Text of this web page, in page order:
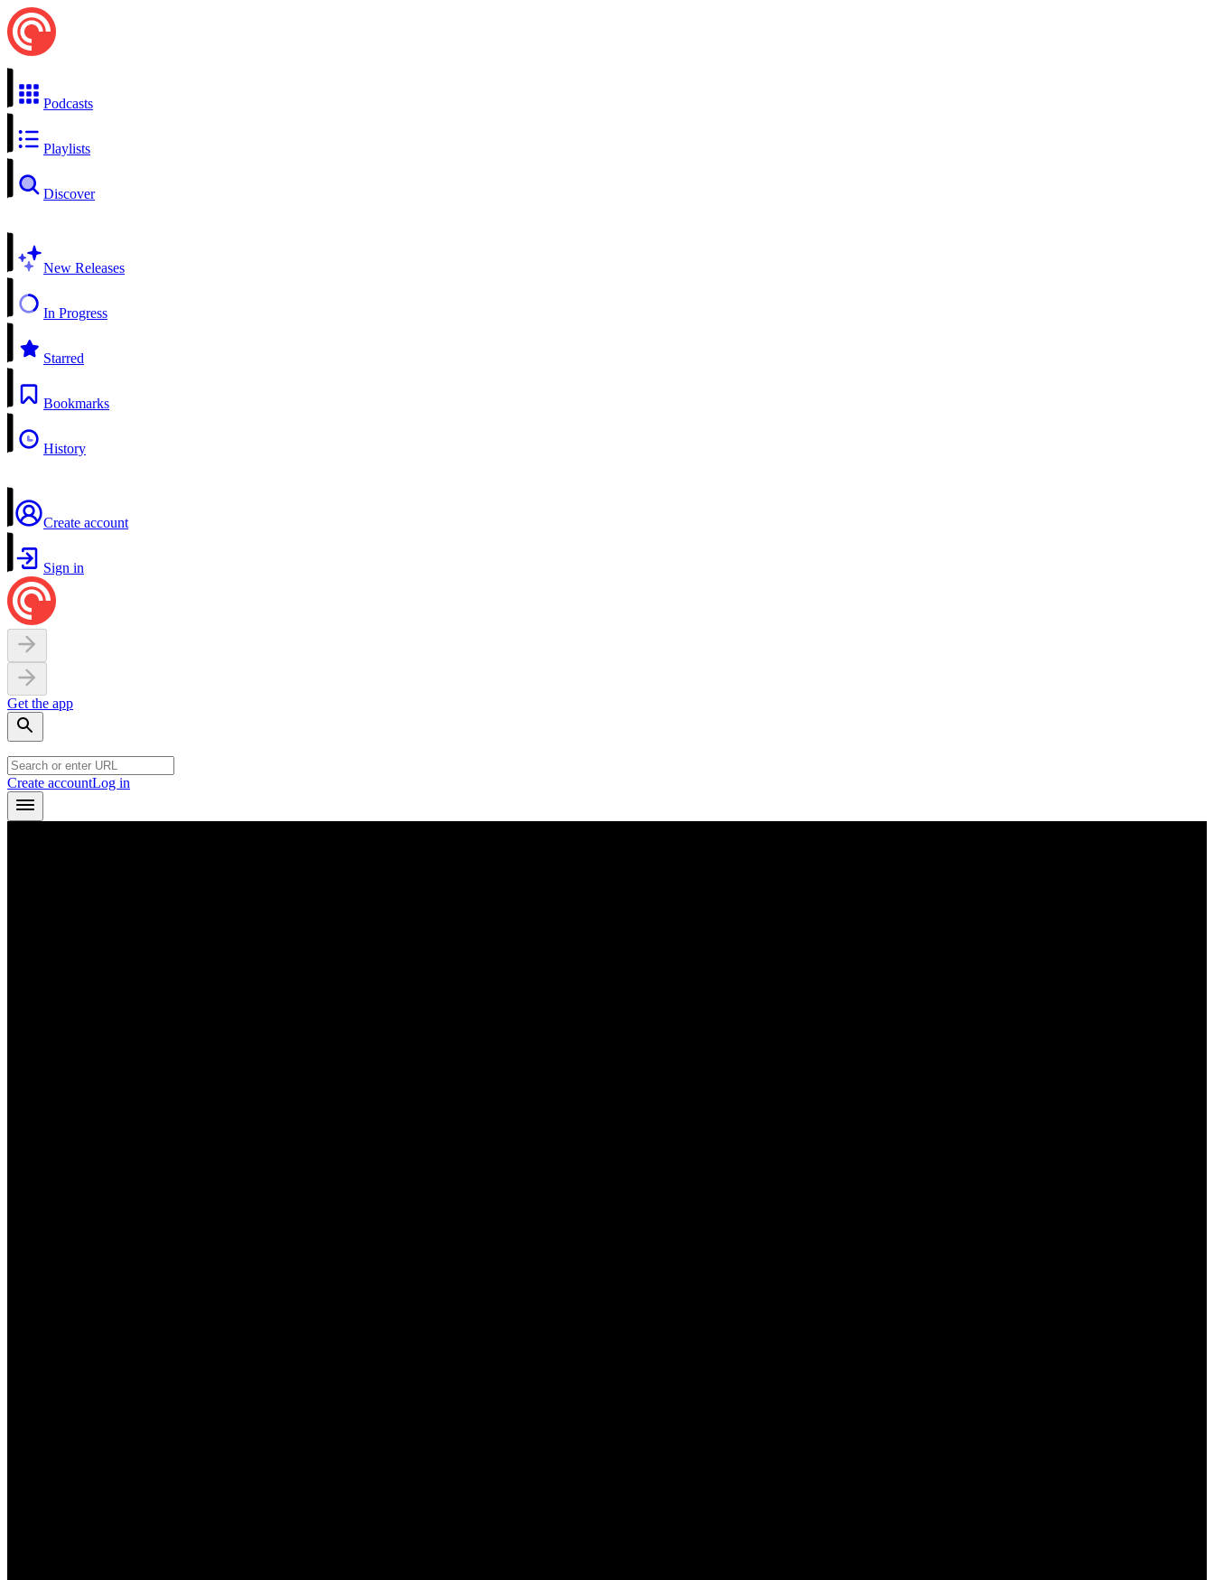
Podcasts
Playlists
Discover
New Releases
In Progress
Starred
Bookmarks
History
Create account
Sign in
Get the app
Create accountLog in